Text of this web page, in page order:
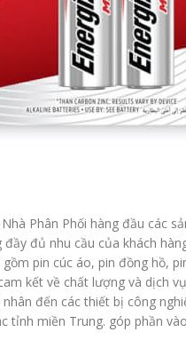
Phân Phối hàng đầu các
đủ nhu cầu của khách
pin cúc áo, pin đồng hồ,
kết về chất lượng và dịch
đến các thiết bị công
tỉnh miền Trung. góp phần